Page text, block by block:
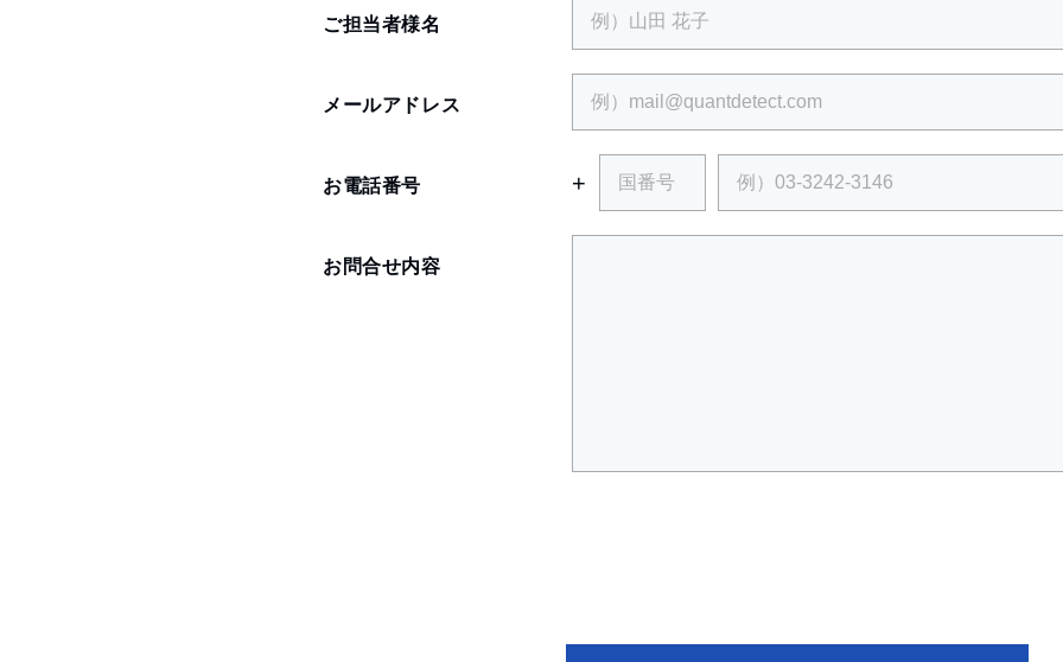
ご担当者様名
メールアドレス
お電話番号 +
お問合せ内容